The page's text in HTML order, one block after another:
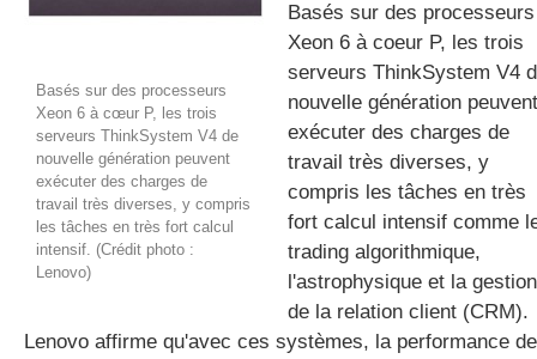
Basés sur des processeurs
Xeon 6 à cœur P, les trois
serveurs ThinkSystem V4 de
nouvelle génération peuvent
exécuter des charges de
travail très diverses, y compris
les tâches en très fort calcul
intensif. (Crédit photo :
Lenovo)
Basés sur des processeurs
Xeon 6 à coeur P, les trois
serveurs ThinkSystem V4
nouvelle génération peuvent
exécuter des charges de
travail très diverses, y
compris les tâches en très
fort calcul intensif comme
trading algorithmique,
l'astrophysique et la gestion
de la relation client (CRM).
Lenovo affirme qu'avec ces systèmes, la performance de